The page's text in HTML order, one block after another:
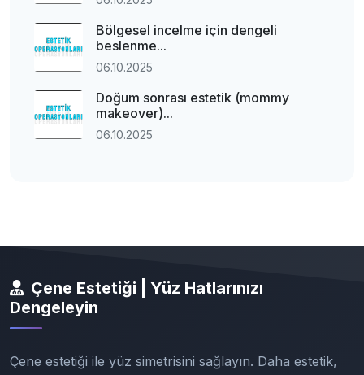
Bölgesel incelme için dengeli
beslenme...
06.10.2025
Doğum sonrası estetik (mommy
makeover)...
06.10.2025
Çene Estetiği | Yüz Hatlarınızı
Dengeleyin
Çene estetiği ile yüz simetrisini sağlayın. Daha estetik,